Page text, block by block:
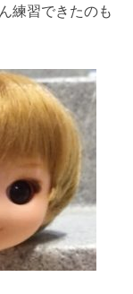
練習できたのも